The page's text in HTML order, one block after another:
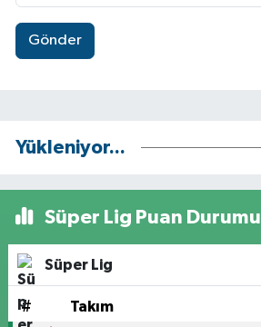
Gönder
Yükleniyor...
Süper Lig Puan Durumu
Süper Lig
# Takım